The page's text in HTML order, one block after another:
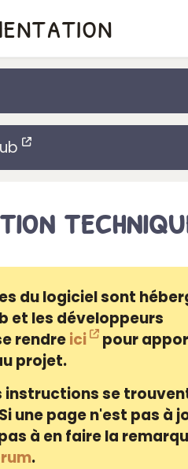
du logiciel sont
et les développeurs
rendreici
pour
projet.
instructions se
une page n'est pas à
à en faire la
.